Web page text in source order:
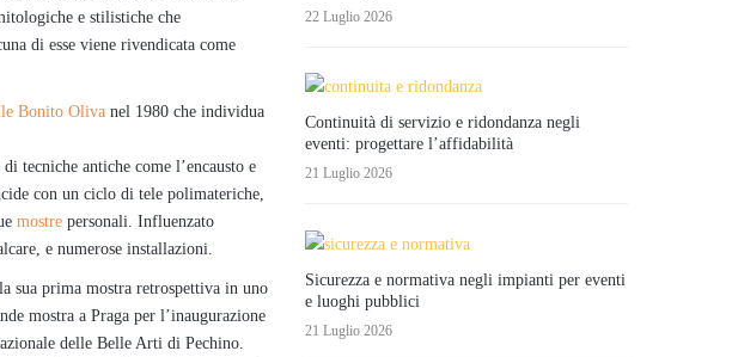
e stilistiche che
di esse viene rivendicata come
Bonito Oliva nel 1980 che individua
tecniche antiche come l’encausto e
con un ciclo di tele polimateriche,
mostre personali. Influenzato
e numerose installazioni.
sua prima mostra retrospettiva in uno
mostra a Praga per l’inaugurazione
delle Belle Arti di Pechino.
22 Luglio 2026
Continuità di servizio e ridondanza negli
eventi: progettare l’affidabilità
21 Luglio 2026
Sicurezza e normativa negli impianti per eventi
e luoghi pubblici
21 Luglio 2026